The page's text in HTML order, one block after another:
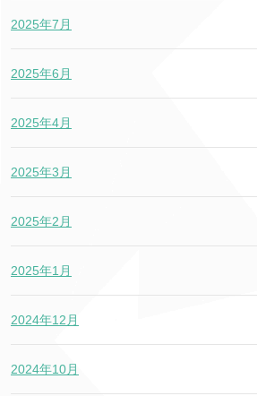
2025年7月
2025年6月
2025年4月
2025年3月
2025年2月
2025年1月
2024年12月
2024年10月